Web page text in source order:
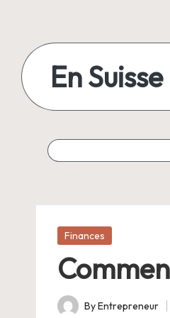
content
En Suisse
Posted
Finances
Posted
ByEntrepreneur